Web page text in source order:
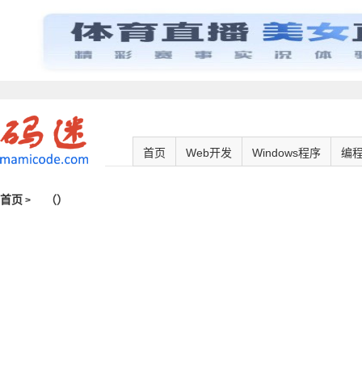
首页 Web开发 Windows程序 编
首页 > （）